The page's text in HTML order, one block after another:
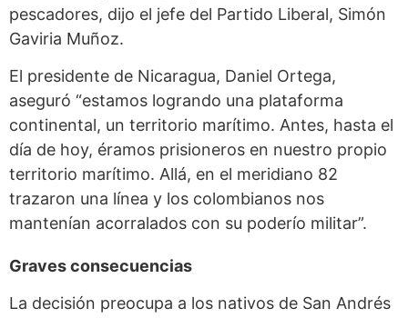
pescadores, dijo el jefe del Partido Liberal, Simón
Gaviria Muñoz.
El presidente de Nicaragua, Daniel Ortega,
aseguró “estamos logrando una plataforma
continental, un territorio marítimo. Antes, hasta el
día de hoy, éramos prisioneros en nuestro propio
territorio marítimo. Allá, en el meridiano 82
trazaron una línea y los colombianos nos
mantenían acorralados con su poderío militar”.
Graves consecuencias
La decisión preocupa a los nativos de San Andrés